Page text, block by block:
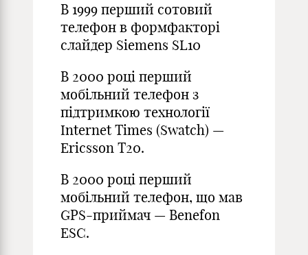
В 1999 перший сотовий
телефон в формфакторі
слайдер Siemens SL10
В 2000 році перший
мобільний телефон з
підтримкою технології
Internet Times (Swatch) —
Ericsson T20.
В 2000 році перший
мобільний телефон, що мав
GPS-приймач — Benefon
ESC.